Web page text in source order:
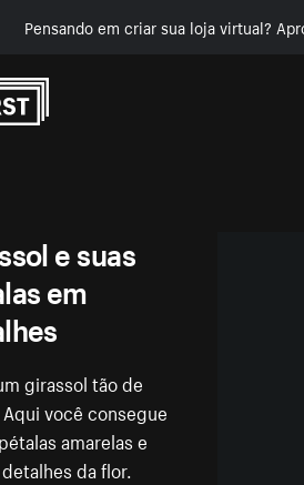
Pensando em criar sua loja virtual?
e suas
em
girassol tão de
você consegue
amarelas e
da flor.